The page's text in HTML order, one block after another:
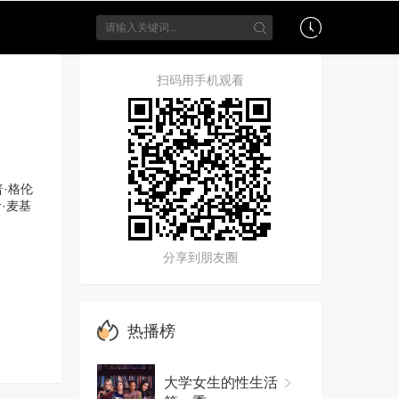
格伦
麦基
扫码用手机观看
分享到朋友圈
热播榜
大学女生的性生活